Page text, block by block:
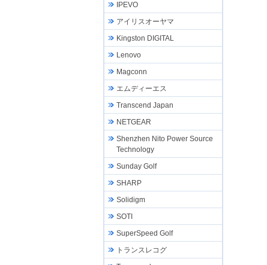
IPEVO
アイリスオーヤマ
Kingston DIGITAL
Lenovo
Magconn
エムディーエス
Transcend Japan
NETGEAR
Shenzhen Nito Power Source
Technology
Sunday Golf
SHARP
Solidigm
SOTI
SuperSpeed Golf
トランスレコグ